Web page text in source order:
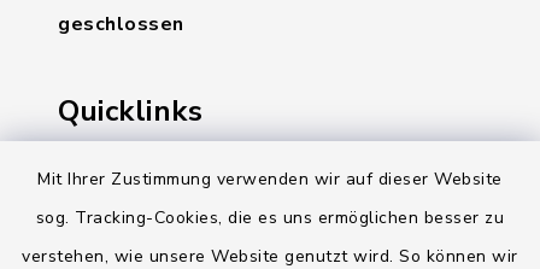
Mit Ihrer Zustimmung verwenden wir auf dieser Website
sog. Tracking-Cookies, die es uns ermöglichen besser zu
verstehen, wie unsere Website genutzt wird. So können wir
geschlossen
Quicklinks
Ihre Behördennummer 115
Landesregierung Schleswig-Holstein